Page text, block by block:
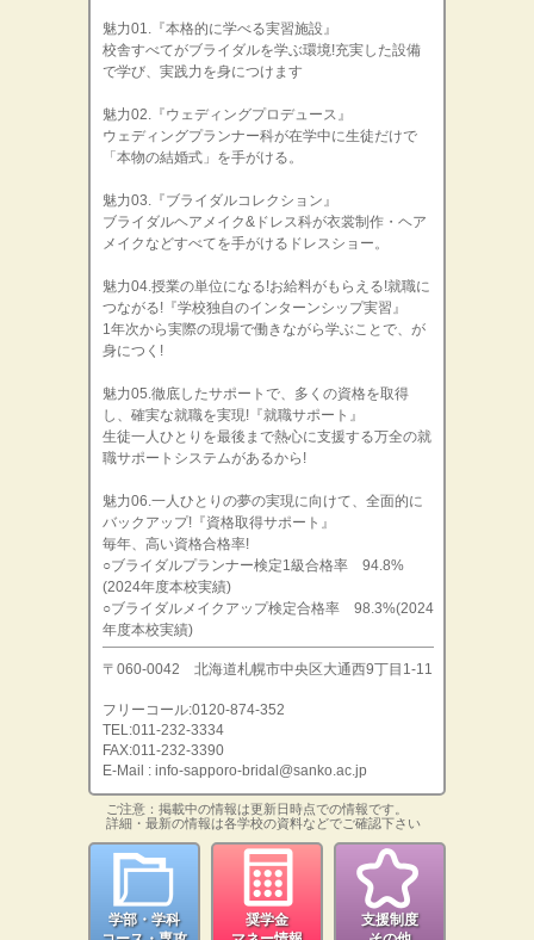
魅力01.『本格的に学べる実習施設』
校舎すべてがブライダルを学ぶ環境!充実した設備
で学び、実践力を身につけます
魅力02.『ウェディングプロデュース』
ウェディングプランナー科が在学中に生徒だけで
「本物の結婚式」を手がける。
魅力03.『ブライダルコレクション』
ブライダルヘアメイク&ドレス科が衣裳制作・ヘア
メイクなどすべてを手がけるドレスショー。
魅力04.授業の単位になる!お給料がもらえる!就職に
つながる!『学校独自のインターンシップ実習』
1年次から実際の現場で働きながら学ぶことで、が
身につく!
魅力05.徹底したサポートで、多くの資格を取得
し、確実な就職を実現!『就職サポート』
生徒一人ひとりを最後まで熱心に支援する万全の就
職サポートシステムがあるから!
魅力06.一人ひとりの夢の実現に向けて、全面的に
バックアップ!『資格取得サポート』
毎年、高い資格合格率!
○ブライダルプランナー検定1級合格率 94.8%
(2024年度本校実績)
○ブライダルメイクアップ検定合格率 98.3%(2024
年度本校実績)
〒060-0042 北海道札幌市中央区大通西9丁目1-11
フリーコール:0120-874-352
TEL:011-232-3334
FAX:011-232-3390
E-Mail : info-sapporo-bridal@sanko.ac.jp
ご注意：掲載中の情報は更新日時点での情報です。
詳細・最新の情報は各学校の資料などでご確認下さい
学部・学科
奨学金
支援制度